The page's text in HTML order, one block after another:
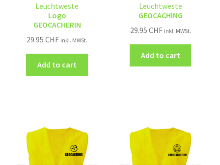
Leuchtweste
Logo
GEOCACHERIN
29.95CHF inkl. MWSt.
Add to cart
Leuchtweste
GEOCACHING
29.95 CHF inkl. MWSt.
Add to cart